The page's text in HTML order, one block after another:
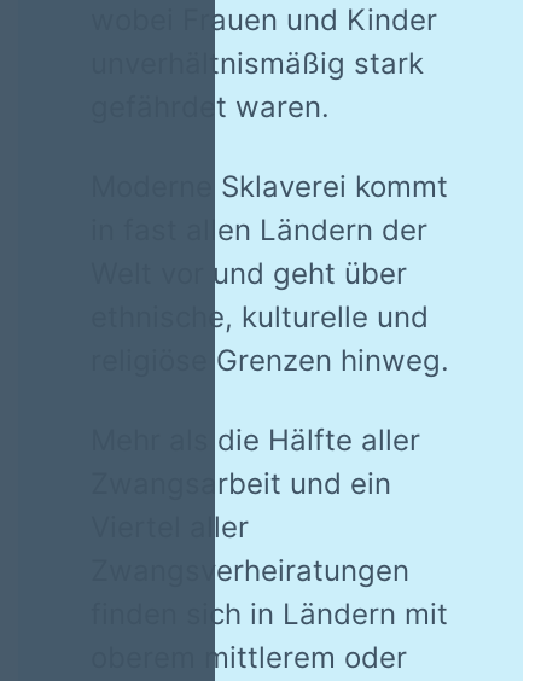
wobei Frauen und Kinder
unverhältnismäßig stark
gefährdet waren.
Moderne Sklaverei kommt
in fast allen Ländern der
Welt vor und geht über
ethnische, kulturelle und
religiöse Grenzen hinweg.
Mehr als die Hälfte aller
Zwangsarbeit und ein
Viertel aller
Zwangsverheiratungen
finden sich in Ländern mit
oberem mittlerem oder